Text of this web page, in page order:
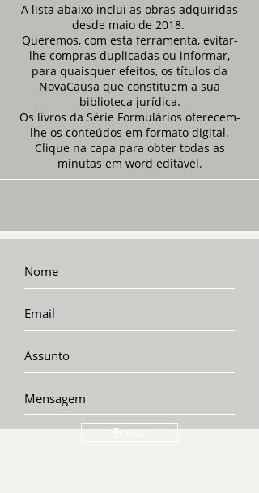
A lista abaixo inclui as obras adquiridas
desde maio de 2018.
Queremos, com esta ferramenta, evitar-
lhe compras duplicadas ou informar,
para quaisquer efeitos, os títulos da
NovaCausa que constituem a sua
biblioteca jurídica.
Os livros da Série Formulários oferecem-
lhe os conteúdos em formato digital.
Clique na capa para obter todas as
minutas em word editável.
Enviar